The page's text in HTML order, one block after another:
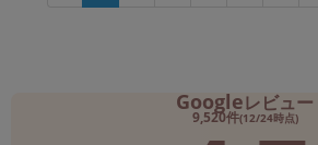
Googleレビュー
9,520件(12/24時点)